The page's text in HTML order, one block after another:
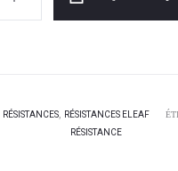
RÉSISTANCES RÉSISTANCES ELEAF
RÉSISTANCE